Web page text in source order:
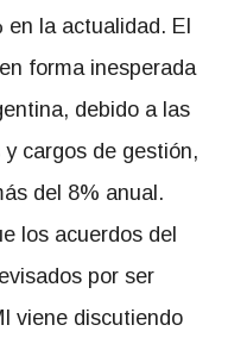
la actualidad. El
forma inesperada
debido a las
cargos de gestión,
del 8% anual.
los acuerdos del
por ser
viene discutiendo